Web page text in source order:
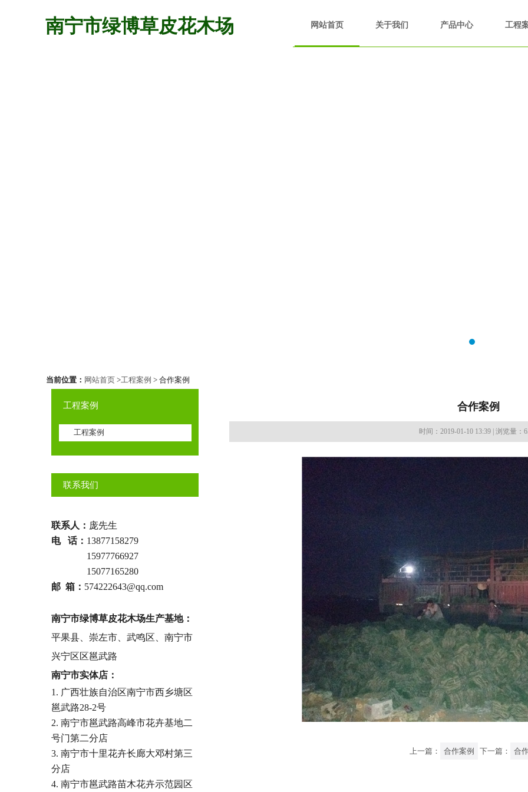
南宁市绿博草皮花木场 网站首页 关于我们 产品中心 工程
当前位置： 网站首页 >工程案例 > 合作案例
工程案例
工程案例
联系我们
联系人： 庞先生
电 话： 13877158279
15977766927
15077165280
邮 箱： 574222643@qq.com
南宁市绿博草皮花木场生产基地：
平果县、崇左市、武鸣区、南宁市
兴宁区区邕武路
南宁市实体店：
1. 广西壮族自治区南宁市西乡塘区
邕武路28-2号
2. 南宁市邕武路高峰市花卉基地二
号门第二分店
3. 南宁市十里花卉长廊大邓村第三
分店
4. 南宁市邕武路苗木花卉示范园区
合作案例
时间：2019-01-10 13:39 | 浏览量：
上一篇： 合作案例 下一篇： 合